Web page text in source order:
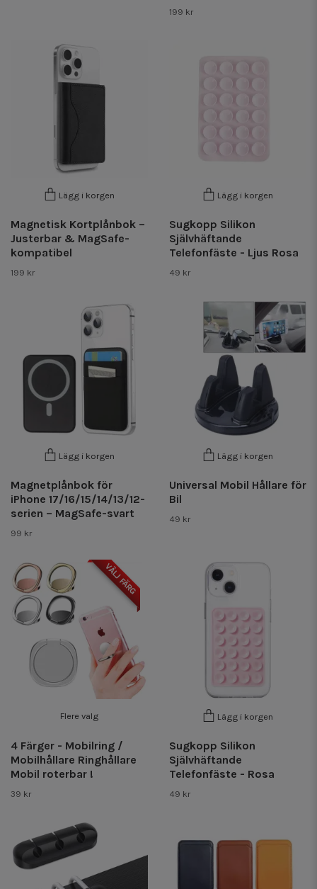
199 kr
Lägg i korgen
Magnetisk Kortplånbok –
Justerbar & MagSafe-
kompatibel
199 kr
Lägg i korgen
Sugkopp Silikon
Självhäftande
Telefonfäste - Ljus Rosa
49 kr
Lägg i korgen
Magnetplånbok för
iPhone 17/16/15/14/13/12-
serien – MagSafe-svart
99 kr
Lägg i korgen
Universal Mobil Hållare för
Bil
49 kr
VÄLJ FÄRG
Flere valg
4 Färger - Mobilring /
Mobilhållare Ringhållare
Mobil roterbar !
39 kr
Lägg i korgen
Sugkopp Silikon
Självhäftande
Telefonfäste - Rosa
49 kr